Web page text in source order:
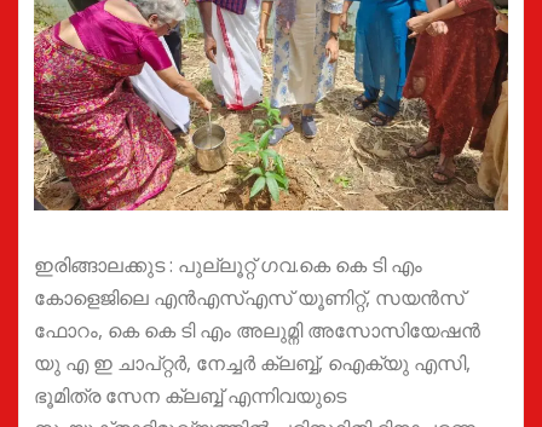
ഇരിങ്ങാലക്കുട : പുല്ലൂറ്റ് ഗവ.കെ കെ ടി എം
കോളെജിലെ എൻഎസ്എസ് യൂണിറ്റ്, സയൻസ്
ഫോറം, കെ കെ ടി എം അലുമ്നി അസോസിയേഷൻ
യു എ ഇ ചാപ്റ്റർ, നേച്ചർ ക്ലബ്ബ്, ഐക്യു എസി,
ഭൂമിത്ര സേന ക്ലബ്ബ് എന്നിവയുടെ